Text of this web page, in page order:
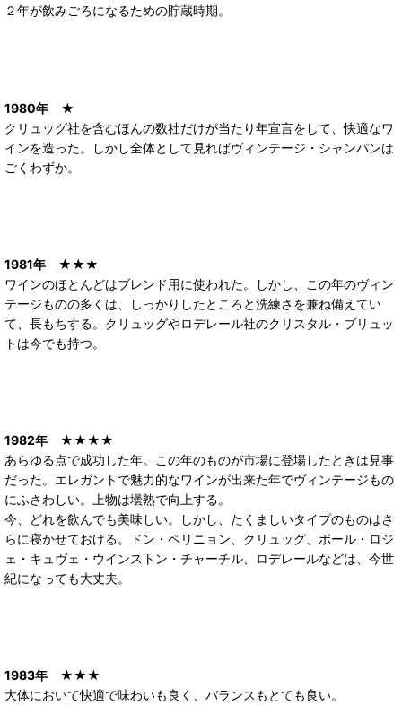
２年が飲みごろになるための貯蔵時期。
1980年 ★
クリュッグ社を含むほんの数社だけが当たり年宣言をして、快適なワ
インを造った。しかし全体として見ればヴィンテージ・シャンパンは
ごくわずか。
1981年 ★★★
ワインのほとんどはブレンド用に使われた。しかし、この年のヴィン
テージものの多くは、しっかりしたところと洗練さを兼ね備えてい
て、長もちする。クリュッグやロデレール社のクリスタル・ブリュッ
トは今でも持つ。
1982年 ★★★★
あらゆる点で成功した年。この年のものが市場に登場したときは見事
だった。エレガントで魅力的なワインが出来た年でヴィンテージもの
にふさわしい。上物は壜熟で向上する。
今、どれを飲んでも美味しい。しかし、たくましいタイプのものはさ
らに寝かせておける。ドン・ペリニョン、クリュッグ、ポール・ロジ
ェ・キュヴェ・ウインストン・チャーチル、ロデレールなどは、今世
紀になっても大丈夫。
1983年 ★★★
大体において快適で味わいも良く、バランスもとても良い。